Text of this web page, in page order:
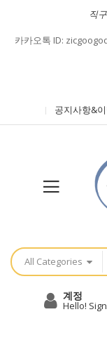
직
카카오톡 ID:
공지사항&
All Categories
계정
Hello!